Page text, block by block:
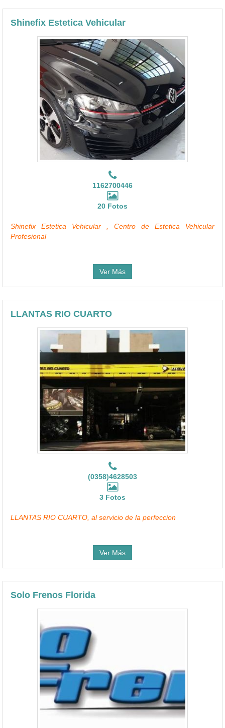
Shinefix Estetica Vehicular
1162700446
20 Fotos
Shinefix Estetica Vehicular , Centro de Estetica Vehicular
Profesional
Ver Más
LLANTAS RIO CUARTO
(0358)4628503
3 Fotos
LLANTAS RIO CUARTO, al servicio de la perfeccion
Ver Más
Solo Frenos Florida